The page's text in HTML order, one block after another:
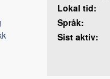
Lokal tid:
Språk:
Sist aktiv: